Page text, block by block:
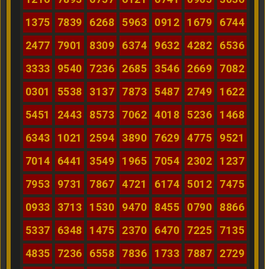
1375
7839 6268 5963 0912 1679
6744
2477
7901 8309 6374 9632 4282
6536
3333
9540 7236 2685 3546 2669
7082
0301
5538 3137 7873 5487 2749
1622
5451
2443 8573 7062 4018 5236
1468
6343
1021 2594 3890 7629 4775
9521
7014
6441 3549 1965 7054 2302
1237
7953
9731 7867 4721 6174 5012
7475
0933
3713 1530 9470 8455 0790
8866
5337
6348 1475 2370 6470 7225
7135
4835
7236 6558 7836 1733 7887
2729